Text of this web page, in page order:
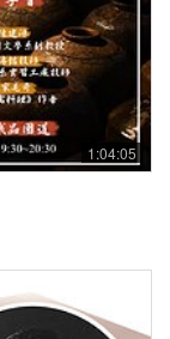
1:04:05